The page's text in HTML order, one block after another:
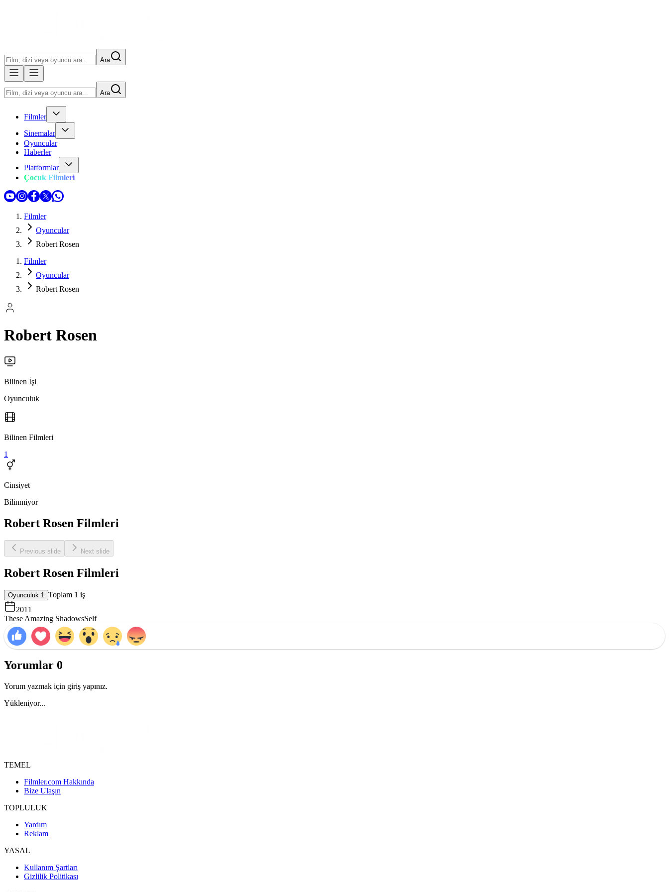
Ara
Ara
Filmler
Sinemalar
Oyuncular
Haberler
Platformlar
Çocuk Filmleri
Filmler
Oyuncular
Robert Rosen
Filmler
Oyuncular
Robert Rosen
Robert Rosen
Bilinen İşi
Oyunculuk
Bilinen Filmleri
1
Cinsiyet
Bilinmiyor
Robert Rosen Filmleri
Previous slide Next slide
Robert Rosen Filmleri
Oyunculuk 1 Toplam 1 iş
2011
These Amazing ShadowsSelf
Yorumlar 0
Yorum yazmak için giriş yapınız.
Yükleniyor...
TEMEL
Filmler.com Hakkında
Bize Ulaşın
TOPLULUK
Yardım
Reklam
YASAL
Kullanım Şartları
Gizlilik Politikası